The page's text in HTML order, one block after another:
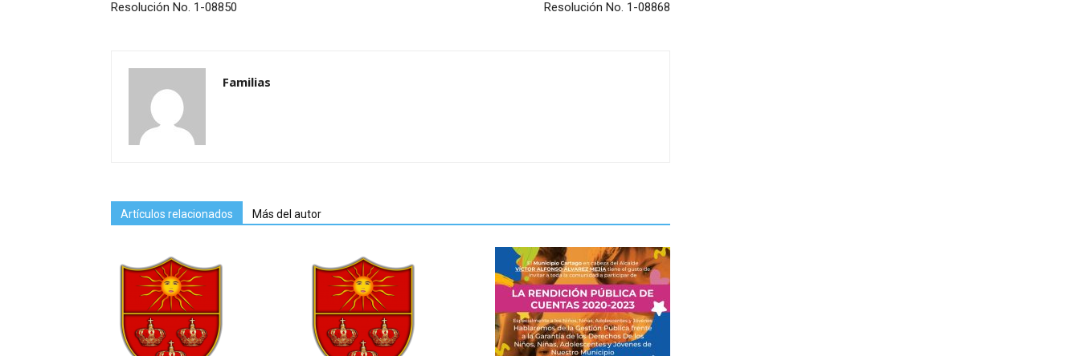
Resolución No. 1-08850 Resolución No. 1-08868
Familias
Artículos relacionados Más del autor